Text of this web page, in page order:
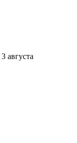
3 августа